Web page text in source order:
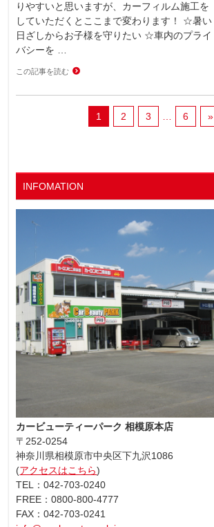
りやすいと思いますが、カーフィルム施工を
していただくとここまで変わります！ ☆暑い
日ざしからお子様を守りたい ☆車内のプライ
バシーを …
この記事を読む
1 2 3 6 »
INFOMATION
カービューティーパーク 相模原本店
〒252-0254
神奈川県相模原市中央区下九沢1086
(アクセスはこちら)
TEL：042-703-0240
FREE：0800-800-4777
FAX：042-703-0241